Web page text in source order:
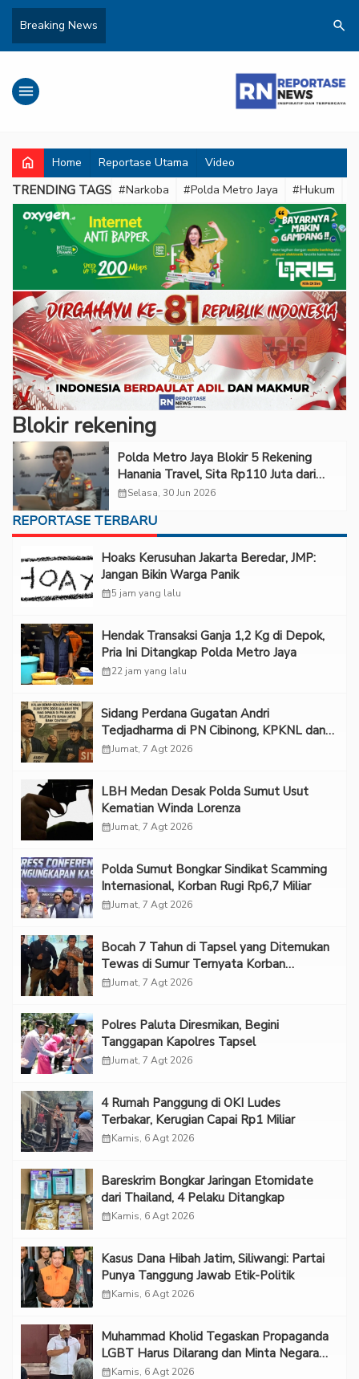
Breaking News search
menu
home Home Reportase Utama Video
TRENDING TAGS #Narkoba #Polda Metro Jaya #Hukum
Blokir rekening
Polda Metro Jaya Blokir 5 Rekening
Hanania Travel, Sita Rp110 Juta dari
Influencer
calendar_monthSelasa, 30 Jun 2026
REPORTASE TERBARU
Hoaks Kerusuhan Jakarta Beredar, JMP:
Jangan Bikin Warga Panik
calendar_month5 jam yang lalu
Hendak Transaksi Ganja 1,2 Kg di Depok,
Pria Ini Ditangkap Polda Metro Jaya
calendar_month22 jam yang lalu
Sidang Perdana Gugatan Andri
Tedjadharma di PN Cibinong, KPKNL dan
PUPN Mangkir
calendar_monthJumat, 7 Agt 2026
LBH Medan Desak Polda Sumut Usut
Kematian Winda Lorenza
calendar_monthJumat, 7 Agt 2026
Polda Sumut Bongkar Sindikat Scamming
Internasional, Korban Rugi Rp6,7 Miliar
calendar_monthJumat, 7 Agt 2026
Bocah 7 Tahun di Tapsel yang Ditemukan
Tewas di Sumur Ternyata Korban
Kekerasan Seksual
calendar_monthJumat, 7 Agt 2026
Polres Paluta Diresmikan, Begini
Tanggapan Kapolres Tapsel
calendar_monthJumat, 7 Agt 2026
‎4 Rumah Panggung di OKI Ludes
Terbakar, Kerugian Capai Rp1 Miliar
calendar_monthKamis, 6 Agt 2026
Bareskrim Bongkar Jaringan Etomidate
dari Thailand, 4 Pelaku Ditangkap
calendar_monthKamis, 6 Agt 2026
Kasus Dana Hibah Jatim, Siliwangi: Partai
Punya Tanggung Jawab Etik-Politik
calendar_monthKamis, 6 Agt 2026
Muhammad Kholid Tegaskan Propaganda
LGBT Harus Dilarang dan Minta Negara
Melindungi Korban
calendar_monthKamis, 6 Agt 2026